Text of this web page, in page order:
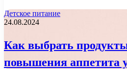
Детское питание
24.08.2024
Как выбрать
повышения аппетита